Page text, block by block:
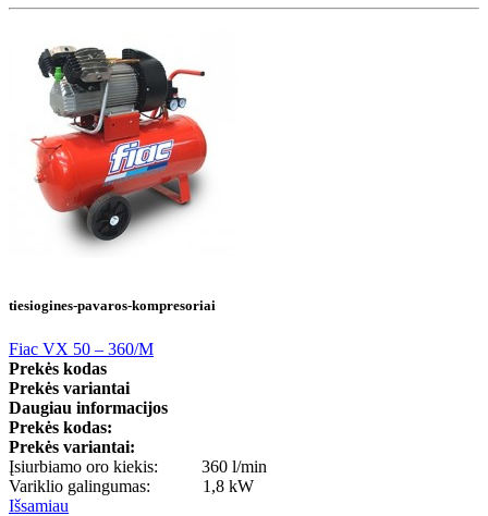
tiesiogines-pavaros-kompresoriai
Fiac VX 50 – 360/M
Prekės kodas
Prekės variantai
Daugiau informacijos
Prekės kodas:
Prekės variantai:
Įsiurbiamo oro kiekis: 360 l/min
Variklio galingumas: 1,8 kW
Išsamiau